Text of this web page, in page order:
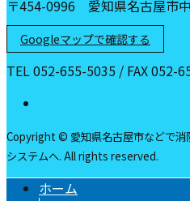
〒454-0996 愛知県名古屋市
Googleマップで確認する
TEL 052-655-5035 / FAX 052-
Copyright © 愛知県名古屋市などで消
システムへ. All rights reserved.
ホーム